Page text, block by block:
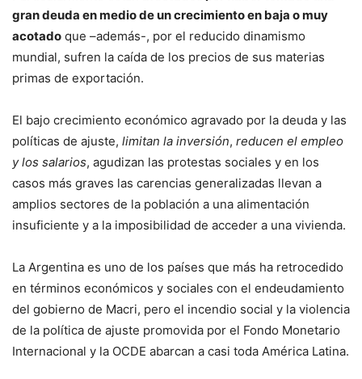
gran deuda en medio de un crecimiento en baja o muy
acotado que –además-, por el reducido dinamismo
mundial, sufren la caída de los precios de sus materias
primas de exportación.
El bajo crecimiento económico agravado por la deuda y las
políticas de ajuste, limitan la inversión, reducen el empleo
y los salarios, agudizan las protestas sociales y en los
casos más graves las carencias generalizadas llevan a
amplios sectores de la población a una alimentación
insuficiente y a la imposibilidad de acceder a una vivienda.
La Argentina es uno de los países que más ha retrocedido
en términos económicos y sociales con el endeudamiento
del gobierno de Macri, pero el incendio social y la violencia
de la política de ajuste promovida por el Fondo Monetario
Internacional y la OCDE abarcan a casi toda América Latina.